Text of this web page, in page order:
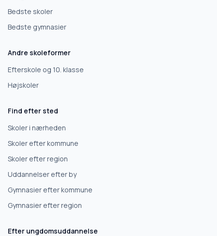
Bedste skoler
Bedste gymnasier
Andre skoleformer
Efterskole og 10. klasse
Højskoler
Find efter sted
Skoler i nærheden
Skoler efter kommune
Skoler efter region
Uddannelser efter by
Gymnasier efter kommune
Gymnasier efter region
Efter ungdomsuddannelse